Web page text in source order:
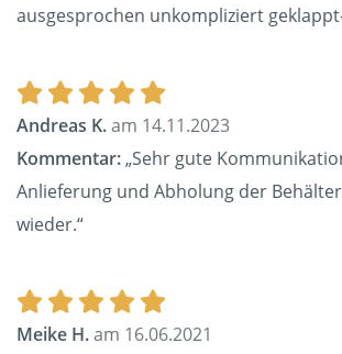
ausgesprochen unkompliziert
Andreas K.am 14.11.2023
Kommentar:„Sehr gute
Anlieferung und Abholung der
wieder.“
Meike H.am 16.06.2021